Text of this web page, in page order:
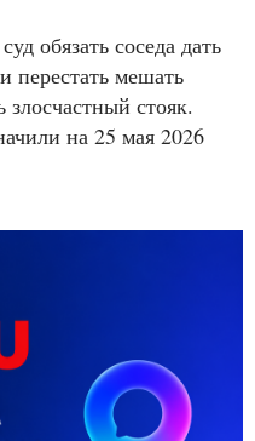
обязать соседа дать
перестать мешать
стояк.
на 25 мая 2026